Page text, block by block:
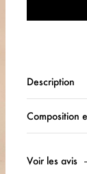
Description
Composition
Voir les avis